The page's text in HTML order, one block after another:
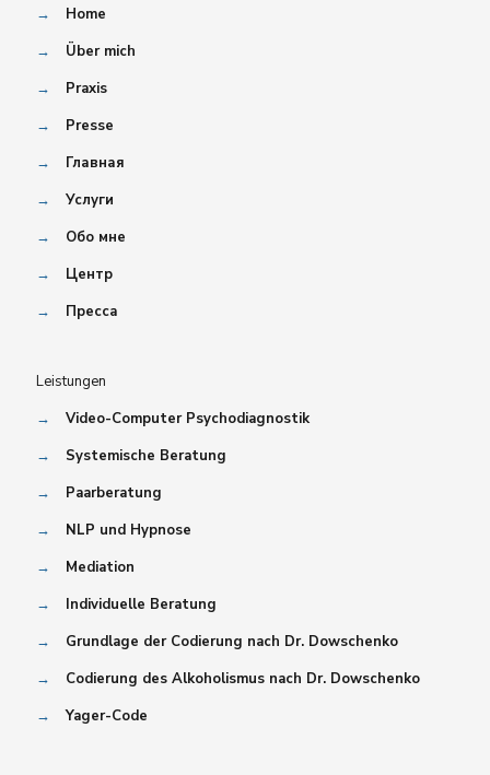
→
Home
→
Über mich
→
Praxis
→
Presse
→
Главная
→
Услуги
→
Обо мне
→
Центр
→
Пресса
Leistungen
→
Video-Computer Psychodiagnostik
→
Systemische Beratung
→
Paarberatung
→
NLP und Hypnose
→
Mediation
→
Individuelle Beratung
→
Grundlage der Codierung nach Dr. Dowschenko
→
Codierung des Alkoholismus nach Dr. Dowschenko
→
Yager-Code